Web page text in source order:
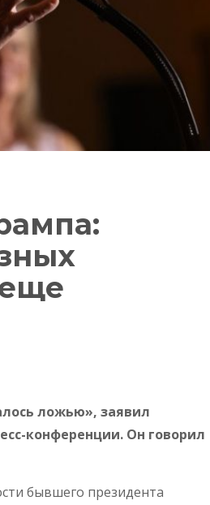
ложью», заявил
конференции. Он говорил
бывшего президента